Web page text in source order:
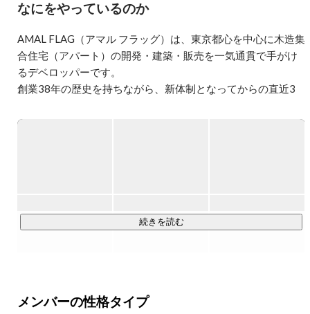
だからこそ、仕事を誰かの指示ではなく“自分ごと”として
捉えられる人と働きたい。
正解のない状況でも立ち止まらず、対話を重ねながら前に
進める人と挑戦したい。
個人の成果よりも、チームで積み上げる成果に価値を感じ
られる人と、会社をつくっていきたいと考えています。
整った環境を求めるのではなく、環境そのものを一緒につ
なにをやっているのか
AMAL FLAG（アマル フラッグ）は、東京都心を中心に木造集
合住宅（アパート）の開発・建築・販売を一気通貫で手がけ
るデベロッパーです。
創業38年の歴史を持ちながら、新体制となってからの直近3
と、圧倒的なスピードで成長を続けています。
文字に由来し、近代建築の新しい可能性を探求しながら、暮
続きを読む
メンバーの性格タイプ